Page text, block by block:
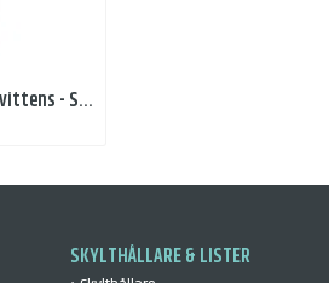
Nyckelmärkning med kvittens - Svart
SKYLTHÅLLARE & LISTER